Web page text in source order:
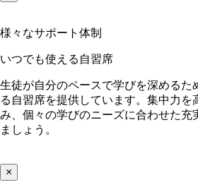
様々なサポート体制
いつでも使える自習席
生徒が自分のペースで学びを深めるた
る自習席を提供しています。集中力を
み、個々の学びのニーズに合わせた充
ましょう。
×